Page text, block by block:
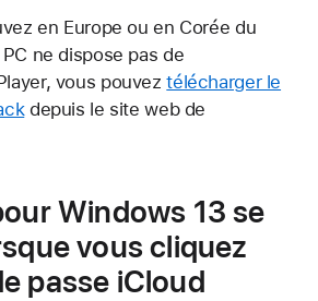
en Europe ou en Corée du
ne dispose pas de
vous pouveztélécharger le
depuis le site web de
Windows 13 se
vous cliquez
passe iCloud